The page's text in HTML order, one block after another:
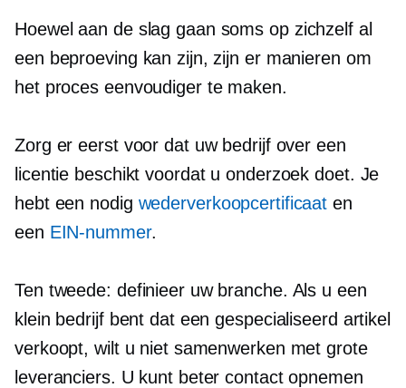
Hoewel aan de slag gaan soms op zichzelf al
een beproeving kan zijn, zijn er manieren om
het proces eenvoudiger te maken.
Zorg er eerst voor dat uw bedrijf over een
licentie beschikt voordat u onderzoek doet. Je
hebt een nodig wederverkoopcertificaat en
een EIN-nummer.
Ten tweede: definieer uw branche. Als u een
klein bedrijf bent dat een gespecialiseerd artikel
verkoopt, wilt u niet samenwerken met grote
leveranciers. U kunt beter contact opnemen